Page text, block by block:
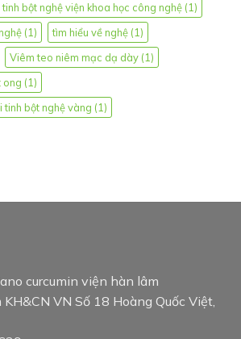
tinh bột nghệ viện khoa học công nghệ (1)
(1) tìm hiểu về nghệ (1)
Viêm teo niêm mạc dạ dày (1)
ong (1)
bột nghệ vàng (1)
curcumin viện hàn lâm
VN Số 18 Hoàng Quốc Việt,